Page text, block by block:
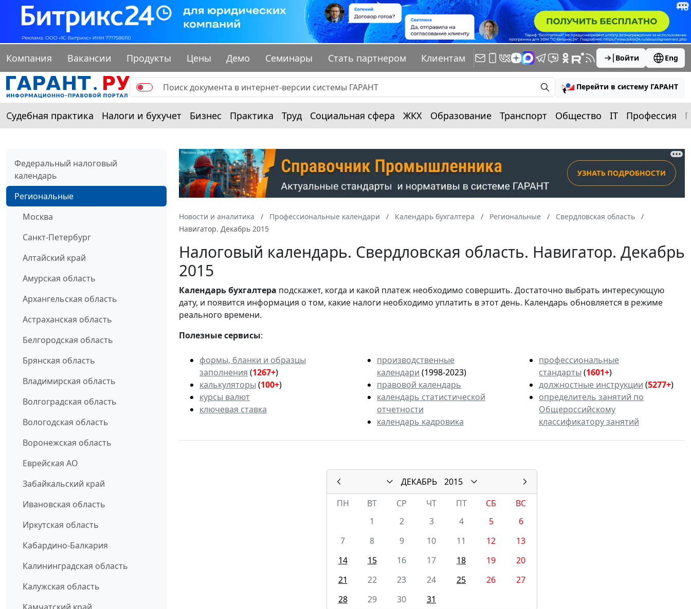
Компания Вакансии Продукты Цены Демо Семинары Стать партнером Клиентам Войти Eng
Перейти в систему ГАРАНТ
Судебная практика Налоги и бухучет Бизнес Практика Труд Социальная сфера ЖКХ Образование Транспорт Общество IT Профессия
Федеральный налоговый
календарь
Региональные
Москва
Санкт-Петербург
Алтайский край
Амурская область
Архангельская область
Астраханская область
Белгородская область
Брянская область
Владимирская область
Волгоградская область
Вологодская область
Воронежская область
Еврейская АО
Забайкальский край
Ивановская область
Иркутская область
Кабардино-Балкария
Калининградская область
Калужская область
Новости и аналитика Профессиональные календари Календарь бухгалтера Региональные
Свердловская область
Навигатор. Декабрь 2015
Налоговый календарь. Свердловская область. Навигатор. Декабрь
2015
Календарьбухгалтера подскажет, когда и какой платеж необходимо совершить. Достаточно выбрать интересующую
дату, и появится информация о том, какие налоги необходимо уплатить в этот день. Календарь обновляется в режиме
реального времени.
Полезные сервисы:
формы, бланки и образцы
заполнения (1267+)
калькуляторы (100+)
курсы валют
ключевая ставка
производственные
календари (1998-2023)
правовой календарь
календарь статистической
отчетности
календарь кадровика
профессиональные
стандарты (1601+)
должностные инструкции (5277+)
определитель занятий по
Общероссийскому
классификатору занятий
ДЕКАБРЬ
2015
ПН
ВТ СР ЧТ ПТ СБ
ВС
1
2 3 4 5
6
7
8 9 10 11 12
13
14
15 16 17 18 19
20
21
22 23 24 25 26
27
28
29 30 31